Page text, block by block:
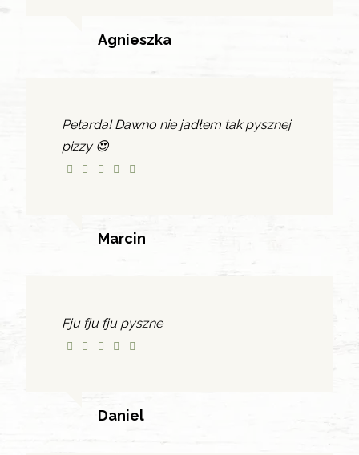
Agnieszka
Petarda! Dawno nie jadłem tak pysznej
pizzy 😍
Marcin
Fju fju fju pyszne
Daniel